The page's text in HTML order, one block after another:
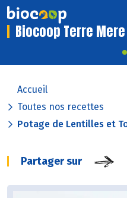
Biocoop Terre Mere
Accueil
Toutes nos recettes
Potage de Lentilles et
Partager sur